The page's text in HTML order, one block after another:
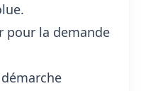
pour la demande